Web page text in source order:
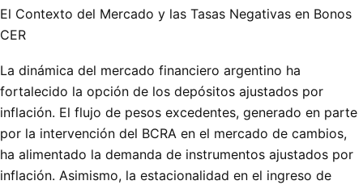
El Contexto del Mercado y las Tasas Negativas en Bonos
CER
La dinámica del mercado financiero argentino ha
fortalecido la opción de los depósitos ajustados por
inflación. El flujo de pesos excedentes, generado en parte
por la intervención del BCRA en el mercado de cambios,
ha alimentado la demanda de instrumentos ajustados por
inflación. Asimismo, la estacionalidad en el ingreso de